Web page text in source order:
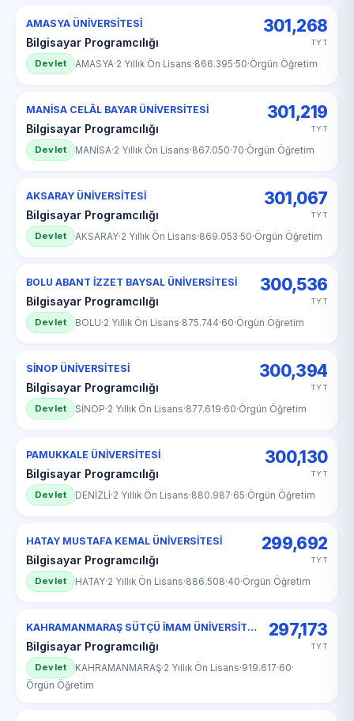
AMASYA ÜNİVERSİTESİ
Bilgisayar Programcılığı
301,268
TYT
Devlet AMASYA·2 Yıllık Ön Lisans·866.395·50·Örgün Öğretim
MANİSA CELÂL BAYAR ÜNİVERSİTESİ
Bilgisayar Programcılığı
301,219
TYT
Devlet MANİSA·2 Yıllık Ön Lisans·867.050·70·Örgün Öğretim
AKSARAY ÜNİVERSİTESİ
Bilgisayar Programcılığı
301,067
TYT
Devlet AKSARAY·2 Yıllık Ön Lisans·869.053·50·Örgün Öğretim
BOLU ABANT İZZET BAYSAL ÜNİVERSİTESİ
Bilgisayar Programcılığı
300,536
TYT
Devlet BOLU·2 Yıllık Ön Lisans·875.744·60·Örgün Öğretim
SİNOP ÜNİVERSİTESİ
Bilgisayar Programcılığı
300,394
TYT
Devlet SİNOP·2 Yıllık Ön Lisans·877.619·60·Örgün Öğretim
PAMUKKALE ÜNİVERSİTESİ
Bilgisayar Programcılığı
300,130
TYT
Devlet DENİZLİ·2 Yıllık Ön Lisans·880.987·65·Örgün Öğretim
HATAY MUSTAFA KEMAL ÜNİVERSİTESİ
Bilgisayar Programcılığı
299,692
TYT
Devlet HATAY·2 Yıllık Ön Lisans·886.508·40·Örgün Öğretim
KAHRAMANMARAŞ SÜTÇÜ İMAM ÜNİVERSİTESİ
Bilgisayar Programcılığı
297,173
TYT
Devlet KAHRAMANMARAŞ·2 Yıllık Ön Lisans·919.617·60·
Örgün Öğretim